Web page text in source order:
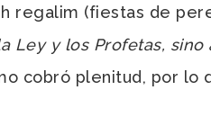
regalim (fiestas de
Ley y los Profetas, sino
cobró plenitud, por